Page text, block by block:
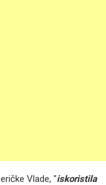
Vlade, "iskoristila